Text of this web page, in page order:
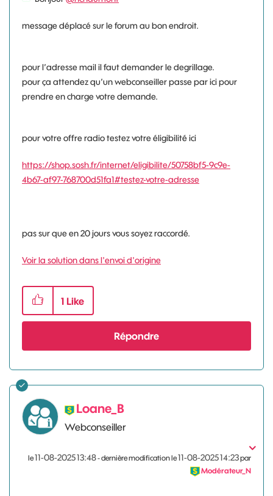
message déplacé sur le forum au bon endroit.
pour l’adresse mail il faut demander le degrillage.
pour ça attendez qu’un webconseiller passe par ici pour
prendre en charge votre demande.
pour votre offre radio testez votre éligibilité ici
https://shop.sosh.fr/internet/eligibilite/50758bf5-9c9e-
4b67-af97-768700d51fa1#testez-votre-adresse
pas sur que en 20 jours vous soyez raccordé.
Voir la solution dans l'envoi d'origine
1 Like
Répondre
Loane_B
Webconseiller
le‎11-08-202513:48- dernière modification le‎11-08-202514:23par
Modérateur_N